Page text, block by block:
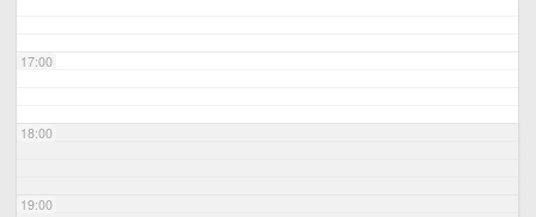
17:00
18:00
19:00